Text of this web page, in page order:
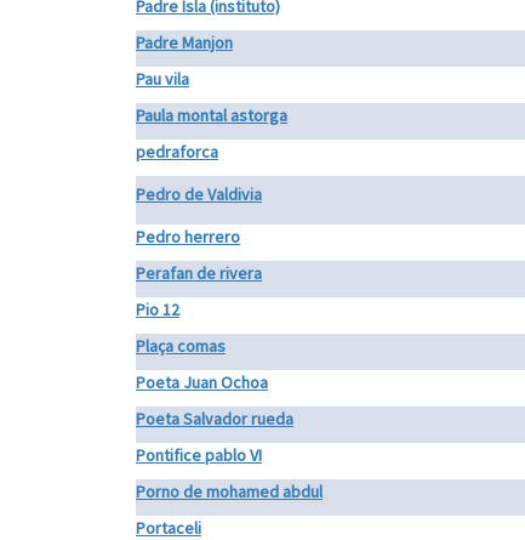
Padre Isla (instituto)
Padre Manjon
Pau vila
Paula montal astorga
pedraforca
Pedro de Valdivia
Pedro herrero
Perafan de rivera
Pio 12
Plaça comas
Poeta Juan Ochoa
Poeta Salvador rueda
Pontifice pablo VI
Porno de mohamed abdul
Portaceli